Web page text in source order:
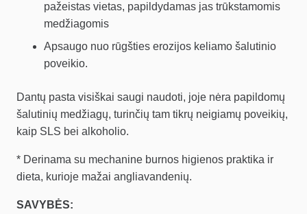
pažeistas vietas, papildydamas jas trūkstamomis
medžiagomis
Apsaugo nuo rūgšties erozijos keliamo šalutinio
poveikio.
Dantų pasta visiškai saugi naudoti, joje nėra papildomų
šalutinių medžiagų, turinčių tam tikrų neigiamų poveikių,
kaip SLS bei alkoholio.
* Derinama su mechanine burnos higienos praktika ir
dieta, kurioje mažai angliavandenių.
SAVYBĖS: